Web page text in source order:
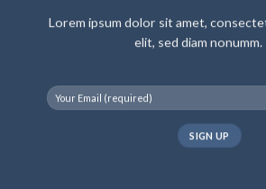
Lorem ipsum dolor sit amet,
elit, sed diam nonumm.